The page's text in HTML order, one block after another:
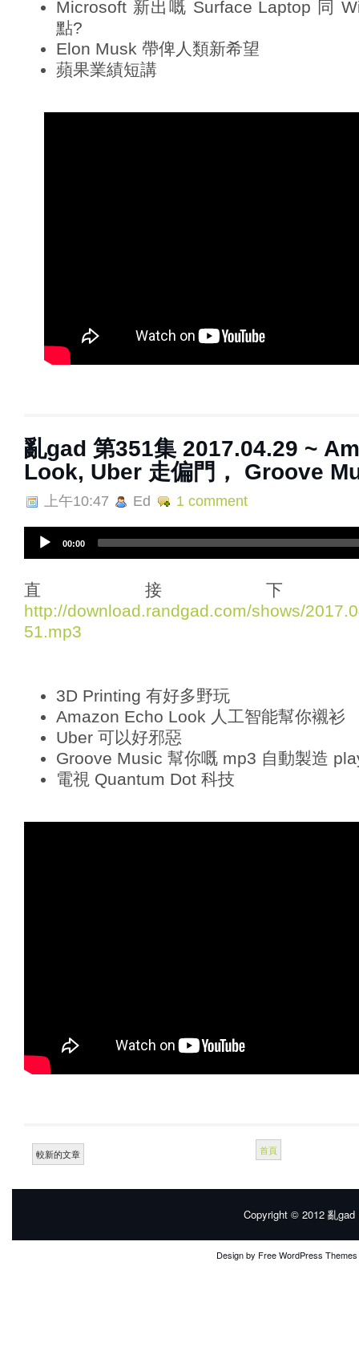
Microsoft 新出嘅 Surface Laptop 同
點?
Elon Musk 帶俾人類新希望
蘋果業績短講
亂gad 第351集 2017.04.29 ~
Look, Uber 走偏門， Groove
上午10:47 Ed 1 comment
i
o
P
l
00:00
直接
http://download.randgad.com/shows/
51.mp3
3D Printing 有好多野玩
Amazon Echo Look 人工智能幫你襯衫
Uber 可以好邪惡
Groove Music 幫你嘅 mp3 自動製造
電視 Quantum Dot 科技
較新的文章 首頁
Copyright © 2012 亂gad
Design by Free WordPress Themes